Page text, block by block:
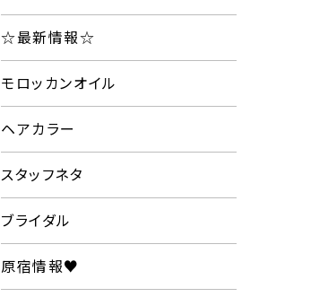
☆最新情報☆
モロッカンオイル
ヘアカラー
スタッフネタ
ブライダル
原宿情報♥